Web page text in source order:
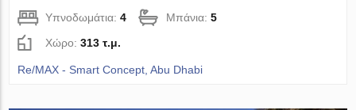
Υπνοδωμάτια:4 Μπάνια:5
Χώρο:313 τ.μ.
Re/MAX - Smart Concept, Abu Dhabi